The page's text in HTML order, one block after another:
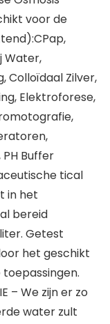
voor de
Water,
Colloïdaal Zilver,
Elektroforese,
Buffer
tical
in het
bereid
Getest
het geschikt
– We zijn er zo
water zult